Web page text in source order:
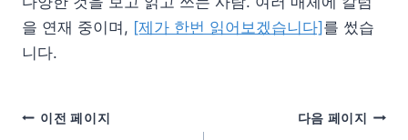
을 연재 중이며, [제가 한번 읽어보겠습니다] 를 썼습
니다.
이전 페이지 다음 페이지